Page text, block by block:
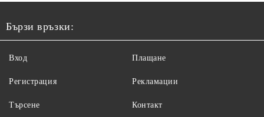
Бързи връзки:
Вход
Регистрация
Търсене
Плащане
Рекламации
Контакт